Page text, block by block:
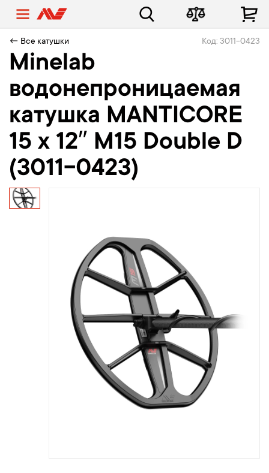
← Все катушки Код: 3011-0423
Minelab
водонепроницаемая
катушка MANTICORE
15 x 12″ M15 Double D
(3011-0423)